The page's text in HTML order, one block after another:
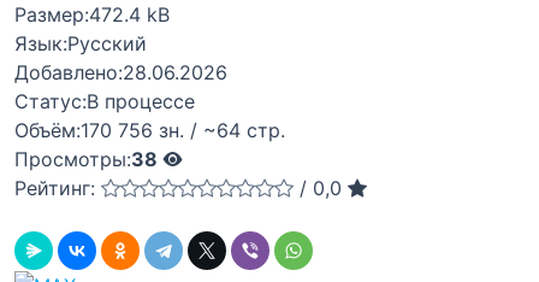
Размер:472.4 kB
Язык:Русский
Добавлено:28.06.2026
Статус:В процессе
Объём:170 756 зн. / ~64 стр.
Просмотры:38
Рейтинг:
/ 0,0